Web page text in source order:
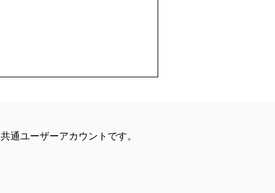
通ユーザーアカウントです。